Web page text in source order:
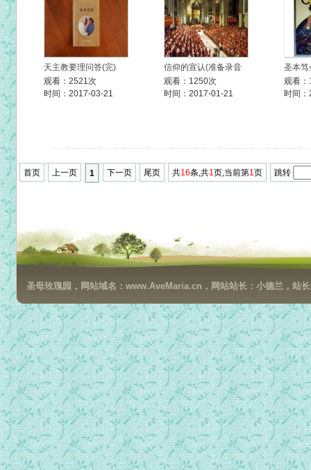
天主教要理问答(完)
观看：2521次
时间：2017-03-21
信仰的宣认(准备录音
观看：1250次
时间：2017-01-21
圣本笃
观看
时间
首页 上一页 1 下一页 尾页 共16条,共1页,当前第1页 跳转
圣母玫瑰园，网站域名：www.AveMaria.cn，网站站长：小德兰，